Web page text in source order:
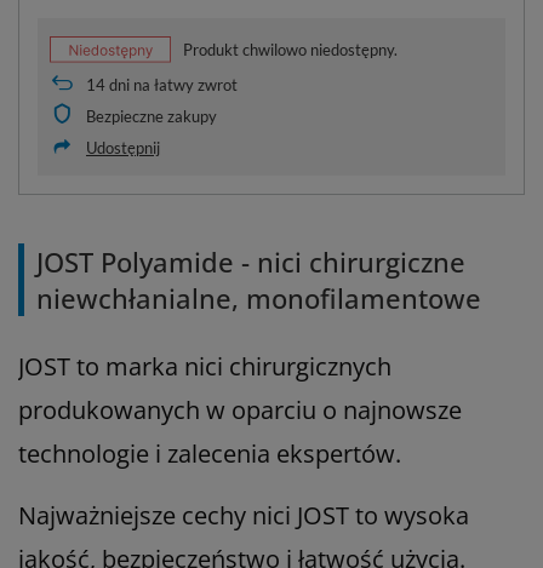
Produkt chwilowo niedostępny.
14dni na łatwy zwrot
Bezpieczne zakupy
Udostępnij
JOST Polyamide - nici chirurgiczne
niewchłanialne, monofilamentowe
JOST to marka nici chirurgicznych
produkowanych w oparciu o najnowsze
technologie i zalecenia ekspertów.
Najważniejsze cechy nici JOST to wysoka
jakość, bezpieczeństwo i łatwość użycia.